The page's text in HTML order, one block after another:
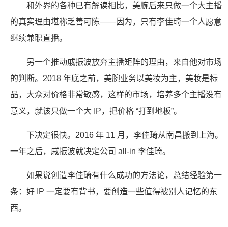
和外界的各种已有解读相比，美腕后来只做一个大主播
的真实理由堪称乏善可陈——因为，只有李佳琦一个人愿意
继续兼职直播。
另一个推动戚振波放弃主播矩阵的理由，来自他对市场
的判断。2018 年底之前，美腕业务以美妆为主，美妆是标
品，大众对价格非常敏感，这样的市场，培养多个主播没有
意义，就该只做一个大 IP，把价格 “打到地板”。
下决定很快。2016 年 11 月，李佳琦从南昌搬到上海。
一年之后，戚振波就决定公司 all-in 李佳琦。
如果说创造李佳琦有什么成功的方法论，总结经验第一
条：好 IP 一定要有背书，要创造一些值得被别人记忆的东
西。